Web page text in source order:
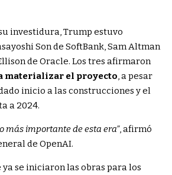
investidura, Trump estuvo
Son de SoftBank, Sam Altman
de Oracle. Los tres afirmaron
materializar el proyecto, a pesar
inicio a las construcciones y el
a 2024.
más importante de esta era”, afirmó
de OpenAI.
se iniciaron las obras para los